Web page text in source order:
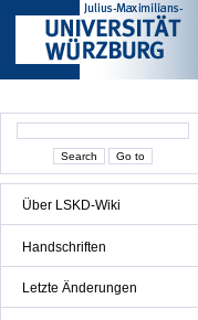
Über LSKD-Wiki
Handschriften
Letzte Änderungen